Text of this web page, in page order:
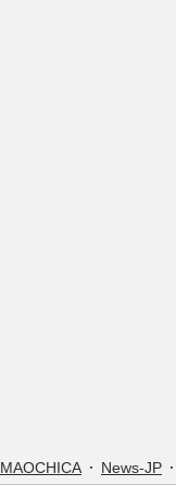
MAOCHICA News-JP